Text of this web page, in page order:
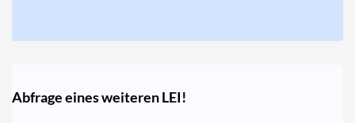
Abfrage eines weiteren LEI!